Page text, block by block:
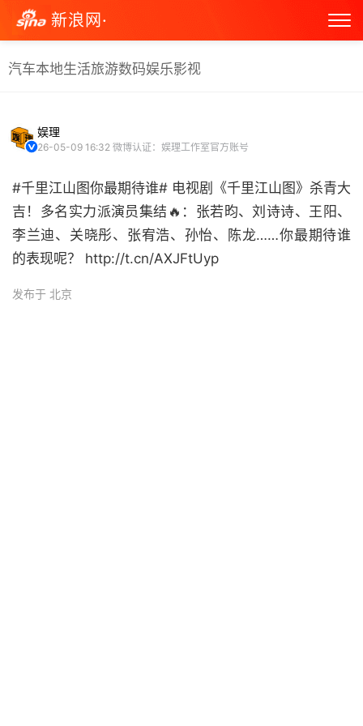
新浪网·
汽车本地生活旅游数码娱乐影视
娱理
26-05-09 16:32 微博认证：娱理工作室官方账号
#千里江山图你最期待谁# 电视剧《千里江山图》杀青大
吉！多名实力派演员集结🔥：张若昀、刘诗诗、王阳、
李兰迪、关晓彤、张宥浩、孙怡、陈龙……你最期待谁
的表现呢？ http://t.cn/AXJFtUyp ​
发布于 北京